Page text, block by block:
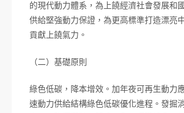
的現代動力體系，為上饒經濟社會發展和
供給堅強動力保證，為更高標準打造漂亮
貢獻上饒氣力。
（二）基礎原則
綠色低碳，降本增效。加年夜可再生動力
速動力供給結構綠色低碳優化進程。發掘